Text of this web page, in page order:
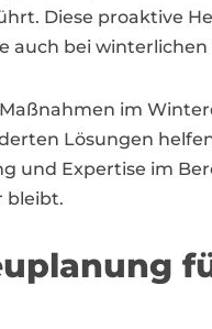
Diese proaktive
auch bei
im
Lösungen
und Expertise im
bleibt.